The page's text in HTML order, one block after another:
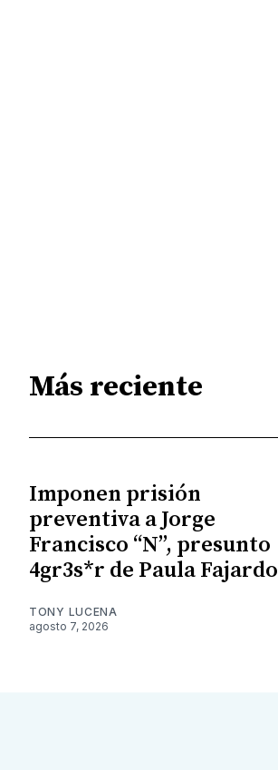
Más reciente
Imponen prisión
preventiva a Jorge
Francisco “N”, presunto
4gr3s*r de Paula Fajardo
TONY LUCENA
agosto 7, 2026